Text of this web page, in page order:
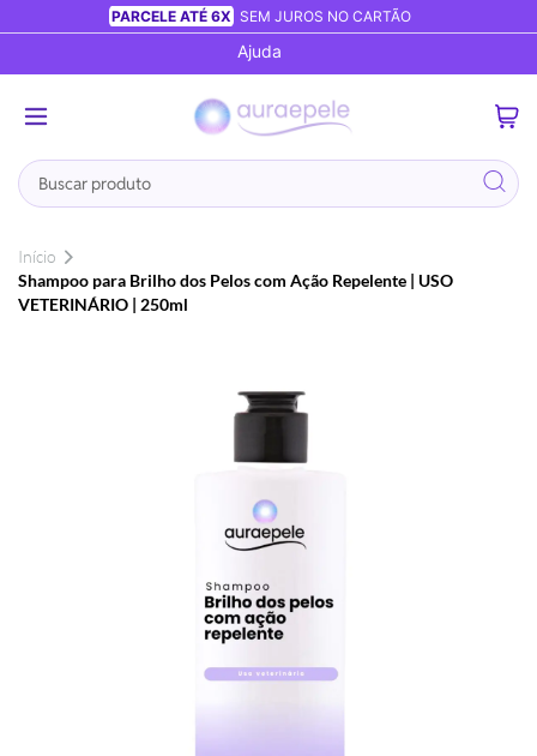
PARCELE ATÉ 6X SEM JUROS NO CARTÃO
Ajuda
Busca
Início
Shampoo para Brilho dos Pelos com Ação Repelente | USO
VETERINÁRIO | 250ml